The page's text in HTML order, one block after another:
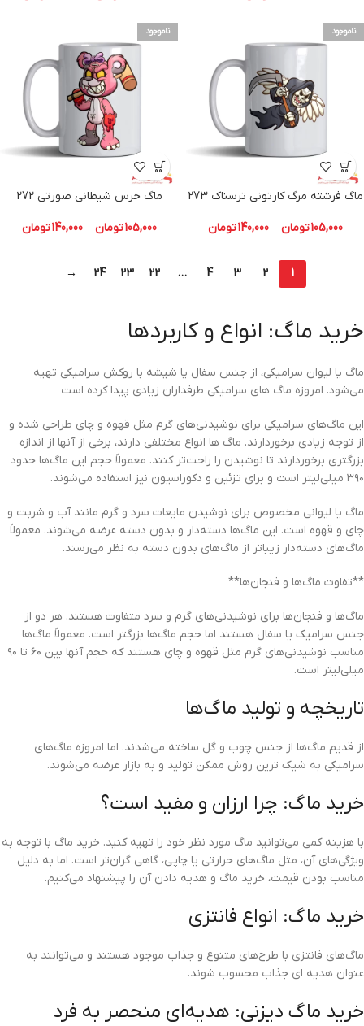
ناموجود
ماگ فرشته مرگ کارتونی ترسناک 273
105,000تومان –
140,000تومان
ناموجود
ماگ خرس شیطانی صورتی 272
105,000تومان –
140,000تومان
1
2
3
4
…
22
23
24
→
خرید ماگ: انواع و کاربردها
ماگ یا لیوان سرامیکی، از جنس سفال یا شیشه با روکش سرامیکی تهیه
می‌شود. امروزه ماگ های سرامیکی طرفداران زیادی پیدا کرده است
این ماگ‌های سرامیکی برای نوشیدنی‌های گرم مثل قهوه و چای طراحی شده و
از توجه زیادی برخوردارند. ماگ ها انواع مختلفی دارند، برخی از آنها از اندازه
بزرگتری برخوردارند تا نوشیدن را راحت‌تر کنند. معمولاً حجم این ماگ‌ها حدود
۳۹۰ میلی‌لیتر است و برای تزئین و دکوراسیون نیز استفاده می‌شوند.
ماگ یا لیوانی مخصوص برای نوشیدن مایعات سرد و گرم مانند آب و شربت و
چای و قهوه است. این ماگ‌ها دسته‌دار و بدون دسته عرضه می‌شوند. معمولاً
ماگ‌های دسته‌دار زیباتر از ماگ‌های بدون دسته به نظر می‌رسند.
**تفاوت ماگ‌ها و فنجان‌ها**
ماگ‌ها و فنجان‌ها برای نوشیدنی‌های گرم و سرد متفاوت هستند. هر دو از
جنس سرامیک یا سفال هستند اما حجم ماگ‌ها بزرگتر است. معمولاً ماگ‌ها
مناسب نوشیدنی‌های گرم مثل قهوه و چای هستند که حجم آنها بین ۶۰ تا ۹۰
میلی‌لیتر است.
تاریخچه و تولید ماگ‌ها
از قدیم ماگ‌ها از جنس چوب و گل ساخته می‌شدند. اما امروزه ماگ‌های
سرامیکی به شیک ترین روش ممکن تولید و به بازار عرضه می‌شوند.
خرید ماگ: چرا ارزان و مفید است؟
با هزینه کمی می‌توانید ماگ مورد نظر خود را تهیه کنید. خرید ماگ با توجه به
ویژگی‌های آن، مثل ماگ‌های حرارتی یا چاپی، گاهی گران‌تر است. اما به دلیل
مناسب بودن قیمت، خرید ماگ و هدیه دادن آن را پیشنهاد می‌کنیم.
خرید ماگ: انواع فانتزی
ماگ‌های فانتزی با طرح‌های متنوع و جذاب موجود هستند و می‌توانند به
عنوان هدیه ای جذاب محسوب شوند.
خرید ماگ دیزنی: هدیه‌ای منحصر به فرد